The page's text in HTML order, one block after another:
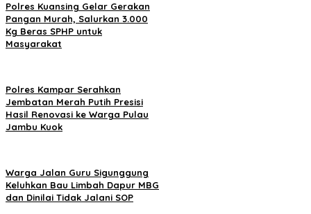
Polres Kuansing Gelar Gerakan
Pangan Murah, Salurkan 3.000
Kg Beras SPHP untuk
Masyarakat
Polres Kampar Serahkan
Jembatan Merah Putih Presisi
Hasil Renovasi ke Warga Pulau
Jambu Kuok
Warga Jalan Guru Sigunggung
Keluhkan Bau Limbah Dapur MBG
dan Dinilai Tidak Jalani SOP